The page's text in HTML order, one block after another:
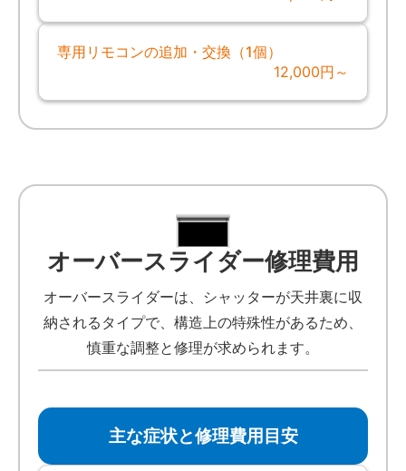
専用リモコンの追加・交換（1個）
12,000円～
オーバースライダー修理費用
オーバースライダーは、シャッターが天井裏に収
納されるタイプで、構造上の特殊性があるため、
慎重な調整と修理が求められます。
主な症状と修理費用目安